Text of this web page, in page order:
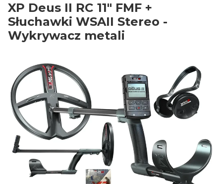
XP Deus II RC 11" FMF +
Słuchawki WSAII Stereo -
Wykrywacz metali